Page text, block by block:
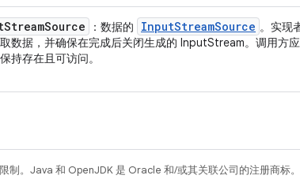
StreamSource ：数据的 InputStreamSource 。实现
数据，并确保在完成后关闭生成的 InputStream。调用方
持存在且可访问。
制。Java 和 OpenJDK 是 Oracle 和/或其关联公司的注册商标。